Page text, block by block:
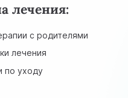
лечения:
с родителями
лечения
по уходу